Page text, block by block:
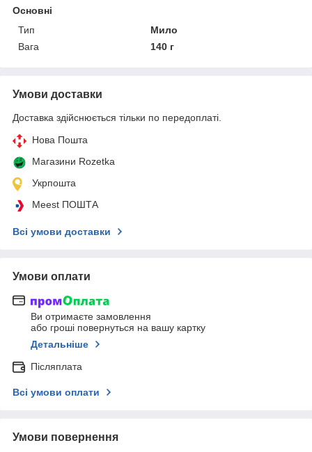
Основні
Тип
Мило
Вага
140 г
Умови доставки
Доставка здійснюється тільки по передоплаті.
Нова Пошта
Магазини Rozetka
Укрпошта
Meest ПОШТА
Всі умови доставки
Умови оплати
Ви отримаєте замовлення
або гроші повернуться на вашу картку
Детальніше
Післяплата
Всі умови оплати
Умови повернення